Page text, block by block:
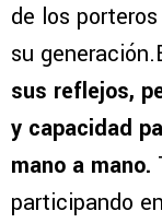
de los
su
sus reflejos,
y capacidad
mano a mano.
participando